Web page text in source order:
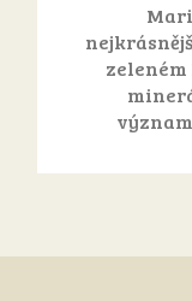
zeleném